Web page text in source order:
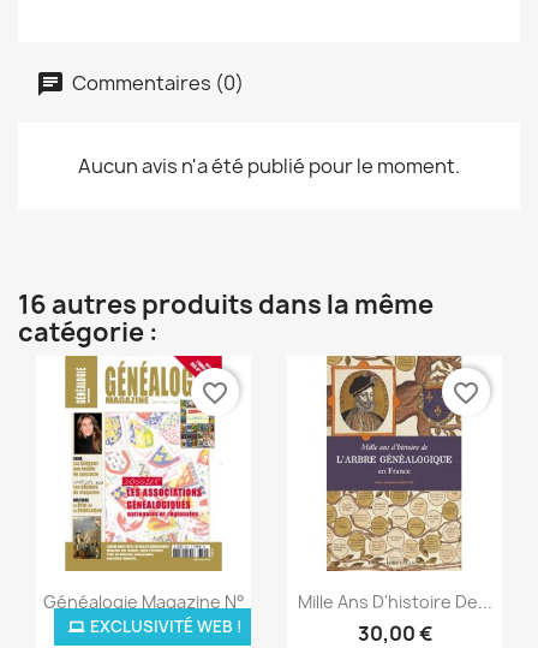
Commentaires (0)
Aucun avis n'a été publié pour le moment.
16 autres produits dans la même
catégorie :
Aperçu rapide
Généalogie Magazine N°
300...
EXCLUSIVITÉ WEB !
favorite_border
Aperçu rapide
Mille Ans D'histoire De...
30,00 €
favorite_border